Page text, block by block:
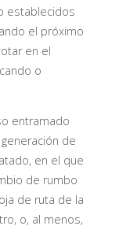
establecidos
el próximo
en el
o
entramado
de
en el que
de rumbo
de ruta de la
o, al menos,